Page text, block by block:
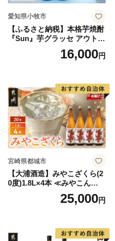
愛知県小牧市
【ふるさと納税】本格芋焼酎
『Sun』芋グラッセ アウトド
ア ソロキャンプ ベランピン
グ 巣ごもり 就労支援16,000円
宮崎県都城市
【大浦酒造】みやこざくら(2
0度)1.8L×4本 ≪みやこんじょ
特急便≫_AD-077125,000円